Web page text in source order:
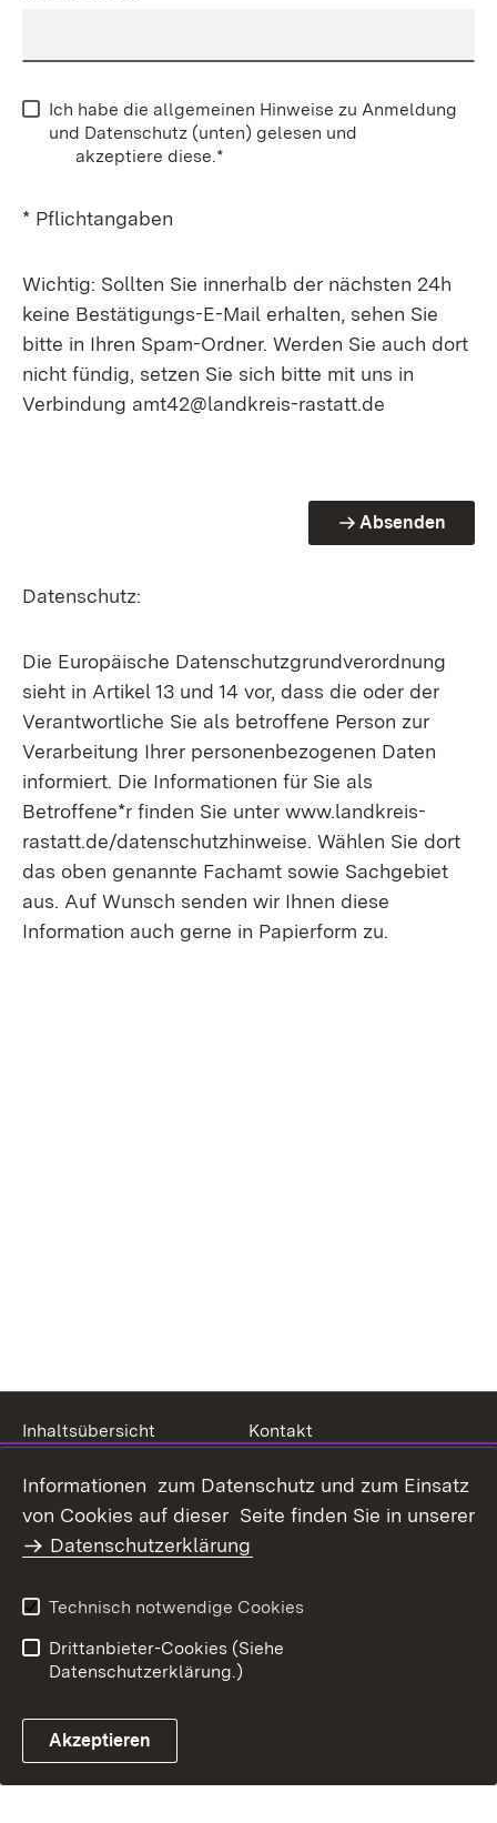
Ich habe die allgemeinen Hinweise zu Anmeldung
und Datenschutz (unten) gelesen und
akzeptiere diese.*
* Pflichtangaben
Wichtig: Sollten Sie innerhalb der nächsten 24h
keine Bestätigungs-E-Mail erhalten, sehen Sie
bitte in Ihren Spam-Ordner. Werden Sie auch dort
nicht fündig, setzen Sie sich bitte mit uns in
Verbindung amt42@landkreis-rastatt.de
Absenden
Datenschutz:
Die Europäische Datenschutzgrundverordnung
sieht in Artikel 13 und 14 vor, dass die oder der
Verantwortliche Sie als betroffene Person zur
Verarbeitung Ihrer personenbezogenen Daten
informiert. Die Informationen für Sie als
Betroffene*r finden Sie unter www.landkreis-
rastatt.de/datenschutzhinweise. Wählen Sie dort
das oben genannte Fachamt sowie Sachgebiet
aus. Auf Wunsch senden wir Ihnen diese
Information auch gerne in Papierform zu.
Inhaltsübersicht
Kontakt
Barrierefreiheit
Benutzungshinweise
Impressum
Informationen zum Datenschutz und zum Einsatz
von Cookies auf dieser Seite finden Sie in unserer
Datenschutzerklärung
Technisch notwendige Cookies
Drittanbieter-Cookies (Siehe
Datenschutzerklärung.)
Akzeptieren